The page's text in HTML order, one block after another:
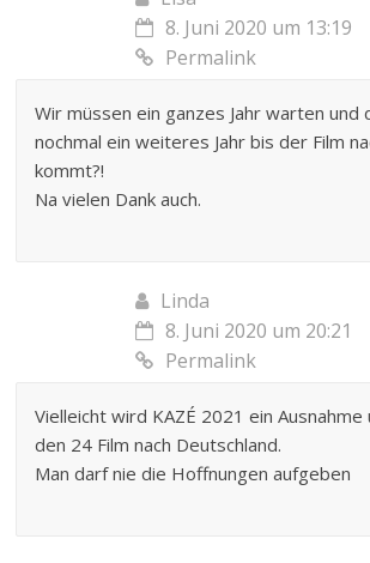
8. Juni 2020 um 13:19
Permalink
Wir müssen ein ganzes Jahr warten und
nochmal ein weiteres Jahr bis der Film
kommt?!
Na vielen Dank auch.
Linda
8. Juni 2020 um 20:21
Permalink
Vielleicht wird KAZÉ 2021 ein Ausnahme
den 24 Film nach Deutschland.
Man darf nie die Hoffnungen aufgeben